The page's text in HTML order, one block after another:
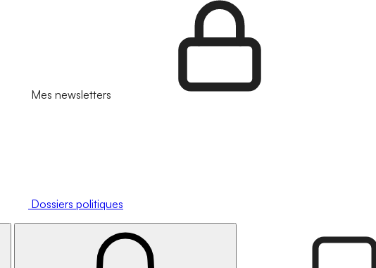
Mes newsletters
Dossiers politiques